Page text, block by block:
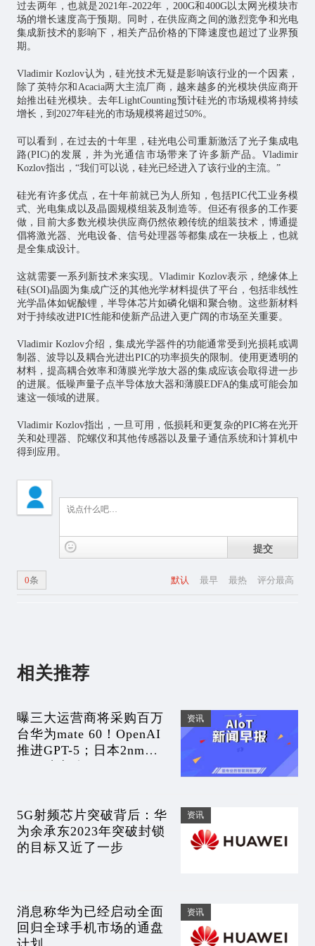
过去两年，也就是2021年-2022年，200G和400G以太网光模块市
场的增长速度高于预期。同时，在供应商之间的激烈竞争和光电
集成新技术的影响下，相关产品价格的下降速度也超过了业界预
期。
Vladimir Kozlov认为，硅光技术无疑是影响该行业的一个因素，
除了英特尔和Acacia两大主流厂商，越来越多的光模块供应商开
始推出硅光模块。去年LightCounting预计硅光的市场规模将持续
增长，到2027年硅光的市场规模将超过50%。
可以看到，在过去的十年里，硅光电公司重新激活了光子集成电
路(PIC)的发展，并为光通信市场带来了许多新产品。Vladimir
Kozlov指出，“我们可以说，硅光已经进入了该行业的主流。”
硅光有许多优点，在十年前就已为人所知，包括PIC代工业务模
式、光电集成以及晶圆规模组装及制造等。但还有很多的工作要
做，目前大多数光模块供应商仍然依赖传统的组装技术，博通提
倡将激光器、光电设备、信号处理器等都集成在一块板上，也就
是全集成设计。
这就需要一系列新技术来实现。Vladimir Kozlov表示，绝缘体上
硅(SOI)晶圆为集成广泛的其他光学材料提供了平台，包括非线性
光学晶体如铌酸锂，半导体芯片如磷化铟和聚合物。这些新材料
对于持续改进PIC性能和使新产品进入更广阔的市场至关重要。
Vladimir Kozlov介绍，集成光学器件的功能通常受到光损耗或调
制器、波导以及耦合光进出PIC的功率损失的限制。使用更透明的
材料，提高耦合效率和薄膜光学放大器的集成应该会取得进一步
的进展。低噪声量子点半导体放大器和薄膜EDFA的集成可能会加
速这一领域的进展。
Vladimir Kozlov指出，一旦可用，低损耗和更复杂的PIC将在光开
关和处理器、陀螺仪和其他传感器以及量子通信系统和计算机中
得到应用。
提交
默认 最早 最热 评分最高
0条
相关推荐
曝三大运营商将采购百万
台华为mate 60！OpenAI
推进GPT-5；日本2nm晶
资讯
5G射频芯片突破背后：华
为余承东2023年突破封锁
的目标又近了一步
资讯
消息称华为已经启动全面
回归全球手机市场的通盘
资讯